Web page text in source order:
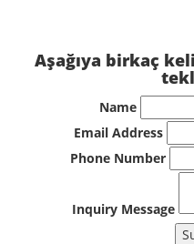
Aşağıya birkaç
Name
Email Address
Phone Number
Inquiry Message